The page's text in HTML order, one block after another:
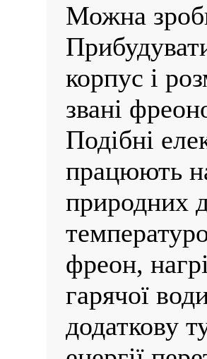
Можна
корпус і
звані
Подібні
працюють
природних
фреон,
гарячої
додаткову